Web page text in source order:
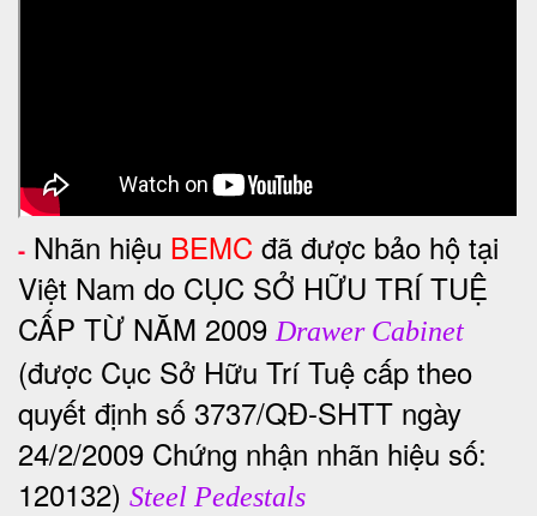
- Nhãn hiệu BEMC đã được bảo hộ tại
Việt Nam do CỤC SỞ HỮU TRÍ TUỆ
CẤP TỪ NĂM 2009Drawer Cabinet
(được Cục Sở Hữu Trí Tuệ cấp theo
quyết định số 3737/QĐ-SHTT ngày
24/2/2009 Chứng nhận nhãn hiệu số:
120132) Steel Pedestals